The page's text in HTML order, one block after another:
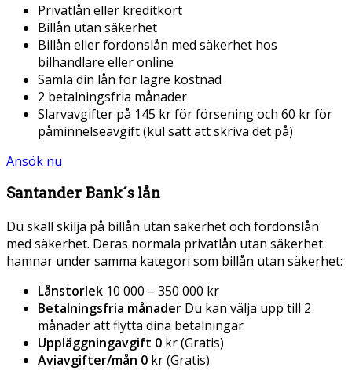
Privatlån eller kreditkort
Billån utan säkerhet
Billån eller fordonslån med säkerhet hos
bilhandlare eller online
Samla din lån för lägre kostnad
2 betalningsfria månader
Slarvavgifter på 145 kr för försening och 60 kr för
påminnelseavgift (kul sätt att skriva det på)
Ansök nu
Santander Bank´s lån
Du skall skilja på billån utan säkerhet och fordonslån
med säkerhet. Deras normala privatlån utan säkerhet
hamnar under samma kategori som billån utan säkerhet:
Lånstorlek 10 000 – 350 000 kr
Betalningsfria månader Du kan välja upp till 2
månader att flytta dina betalningar
Uppläggningavgift 0 kr (Gratis)
Aviavgifter/mån 0 kr (Gratis)